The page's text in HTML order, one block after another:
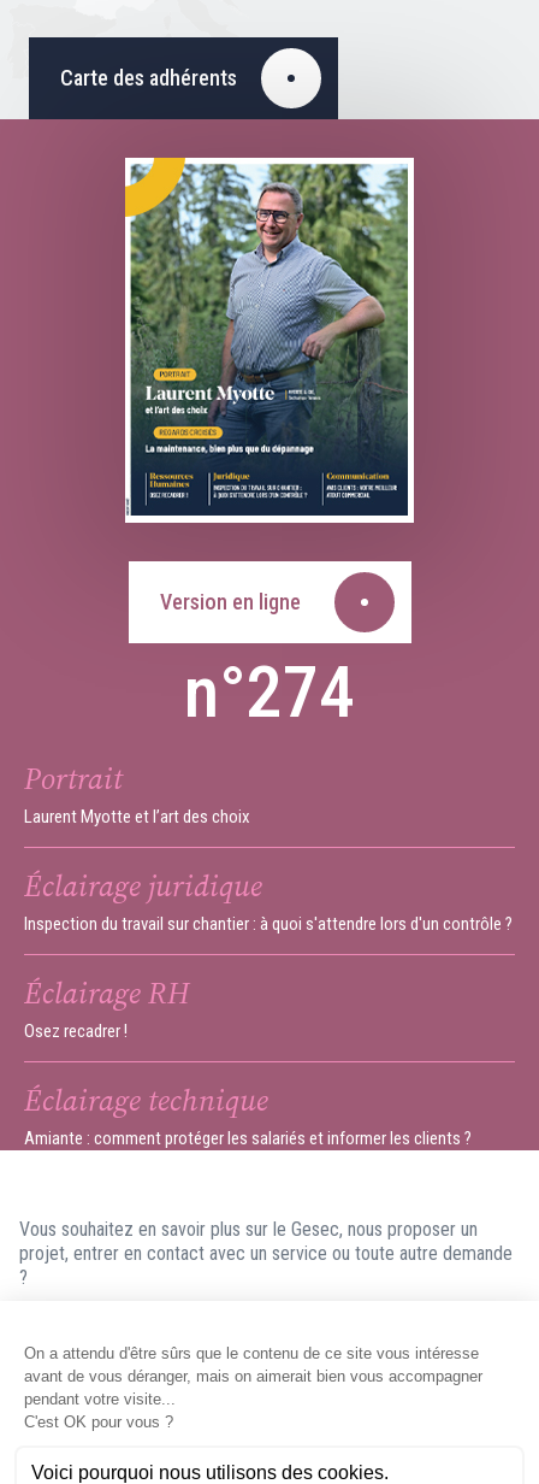
Carte des adhérents
Version en ligne
n°274
Portrait
Laurent Myotte et l’art des choix
Éclairage juridique
Inspection du travail sur chantier : à quoi s'attendre lors d'un contrôle ?
Éclairage RH
Osez recadrer !
Éclairage technique
Amiante : comment protéger les salariés et informer les clients ?
Vous souhaitez en savoir plus sur le Gesec, nous proposer un
projet, entrer en contact avec un service ou toute autre demande
?
répondre dans les meilleurs délais.